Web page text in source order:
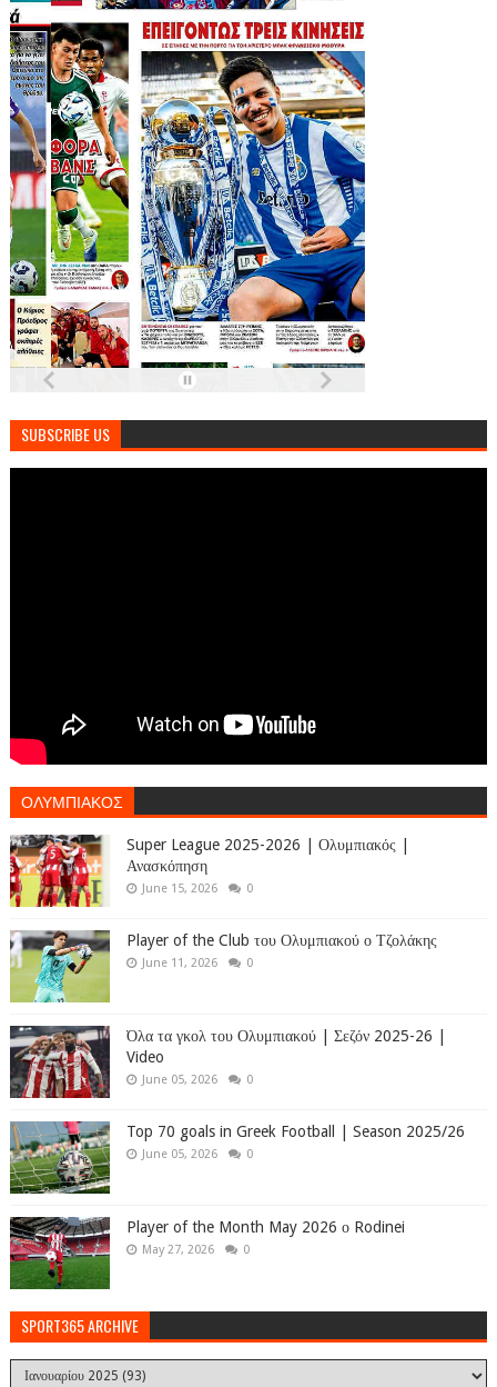
SUBSCRIBE US
ΟΛΥΜΠΙΑΚΟΣ
Super League 2025-2026 | Ολυμπιακός |
Ανασκόπηση
June 15, 2026 0
Player of the Club του Ολυμπιακού ο Τζολάκης
June 11, 2026 0
Όλα τα γκολ του Ολυμπιακού | Σεζόν 2025-26 |
Video
June 05, 2026 0
Top 70 goals in Greek Football | Season 2025/26
June 05, 2026 0
Player of the Month May 2026 ο Rodinei
May 27, 2026 0
SPORT365 ARCHIVE